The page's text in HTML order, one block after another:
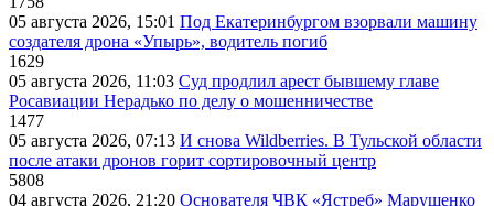
05 августа 2026, 15:01 Под Екатеринбургом взорвали машину
создателя дрона «Упырь», водитель погиб
1629
05 августа 2026, 11:03 Суд продлил арест бывшему главе
Росавиации Нерадько по делу о мошенничестве
1477
05 августа 2026, 07:13 И снова Wildberries. В Тульской области
после атаки дронов горит сортировочный центр
5808
04 августа 2026, 21:20 Основателя ЧВК «Ястреб» Марущенко